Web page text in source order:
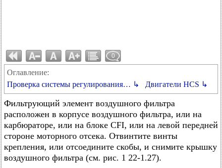
0
Оглавление:
Проверка системы регулирования… ↳
Двигатели HCS ↳
Фильтрующий элемент воздушного фильтра
расположен в корпусе воздушного фильтра, или на
карбюраторе, или на блоке CFI, или на левой передней
стороне моторного отсека. Отвинтите винты
крепления, или отсоедините скобы, и снимите крышку
воздушного фильтра (см. рис. 1 22-1.27).